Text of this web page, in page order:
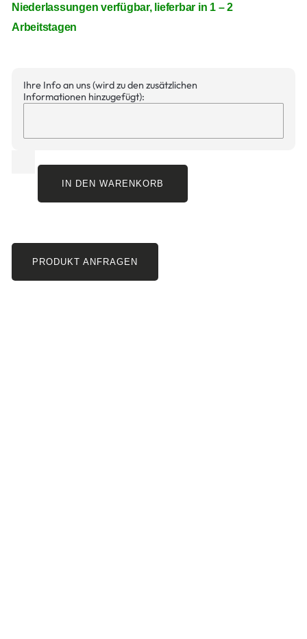
Niederlassungen verfügbar, lieferbar in 1 – 2
Arbeitstagen
Ihre Info an uns (wird zu den zusätzlichen
Informationen hinzugefügt):
IN DEN WARENKORB
PRODUKT ANFRAGEN